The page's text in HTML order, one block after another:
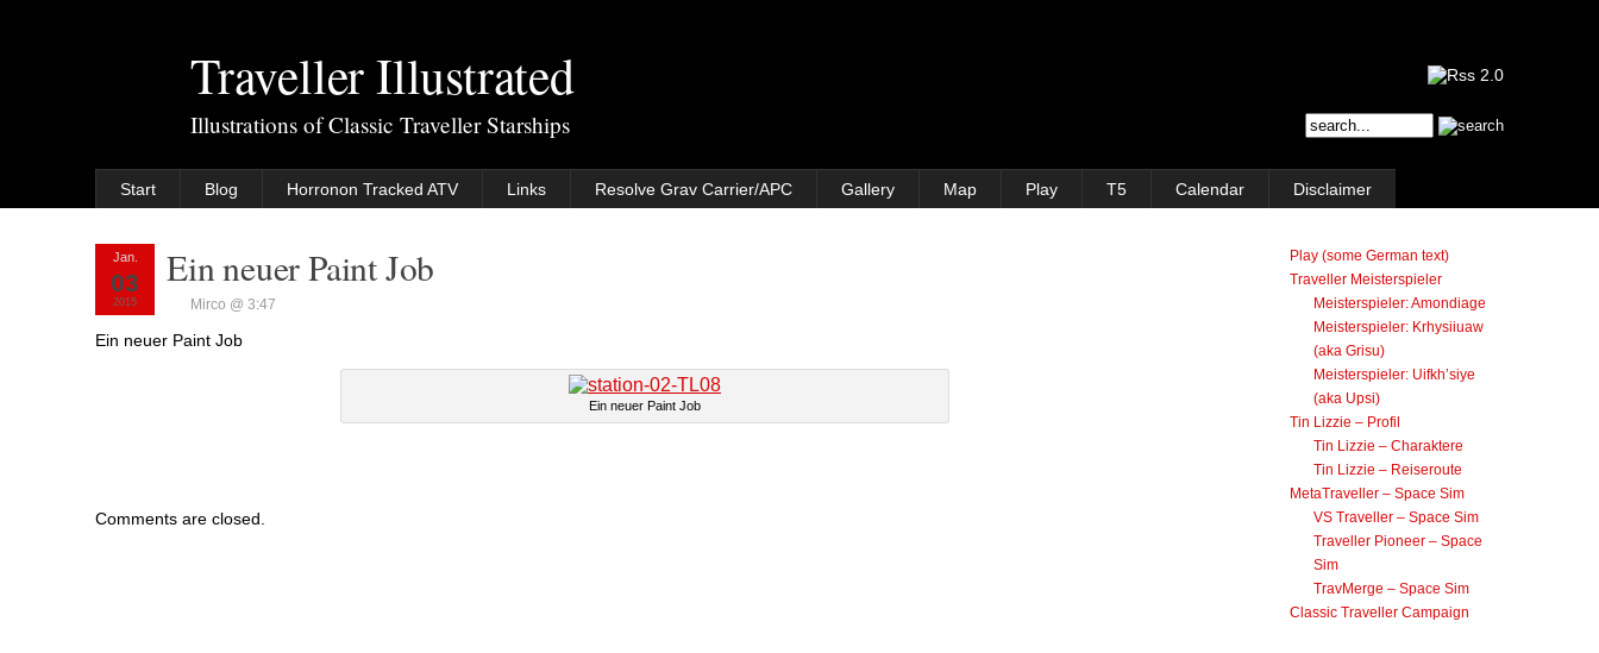
Traveller Illustrated
Illustrations of Classic Traveller Starships
Start Blog Horronon Tracked ATV Links Resolve Grav Carrier/APC Gallery Map Play T5 Calendar Disclaimer
Jan.
03
2015
Ein neuer Paint Job
Mirco @ 3:47
Ein neuer Paint Job
Ein neuer Paint Job
Comments are closed.
Play (some German text)
Traveller Meisterspieler
Meisterspieler: Amondiage
Meisterspieler: Krhysiiuaw
(aka Grisu)
Meisterspieler: Uifkh’siye
(aka Upsi)
Tin Lizzie – Profil
Tin Lizzie – Charaktere
Tin Lizzie – Reiseroute
MetaTraveller – Space Sim
VS Traveller – Space Sim
Traveller Pioneer – Space
Sim
TravMerge – Space Sim
Classic Traveller Campaign